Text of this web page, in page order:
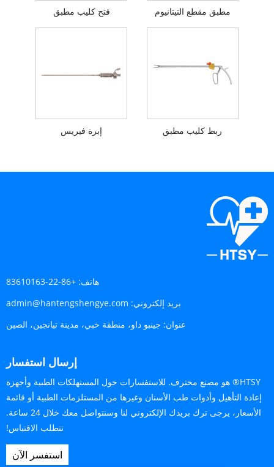
فتح كليب مطبق مطبق مقطع التيتانيوم
إبرة فيريس ربط كليب مطبق
هاتف: +86-22-83610163
بريد إلكتروني: admin@hantengshengye.com
عنوان: جينبو داو، منطقة خبي، مدينة تيانجين، الصين
إرسال استفسار
HTSY® هو مصنع محترف. للاستفسارات حول المستهلكات الطبية وأجهزة
إعادة التأهيل وأدوات طب الأسنان وغيرها من المستلزمات الطبية أو قائمة
الأسعار، يرجى ترك بريدك الإلكتروني لنا وسنتواصل معك خلال 24 ساعة.
تتطلب الاقتباس!
استفسر الآن